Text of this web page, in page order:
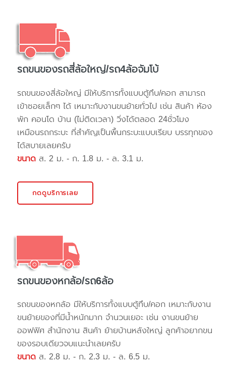
รถขนของรถสี่ล้อใหญ่/รถ4ล้อจัมโบ้
รถขนของสี่ล้อใหญ่ มีให้บริการทั้งแบบตู้ทึบ/คอก สามารถ
เข้าซอยเล็กๆ ได้ เหมาะกับงานขนย้ายทั่วไป เช่น สินค้า ห้อง
พัก คอนโด บ้าน (ไม่ติดเวลา) วิ่งได้ตลอด 24ชั่วโมง
เหมือนรถกระบะ ที่สำคัญเป็นพื้นกระบะแบบเรียบ บรรทุกของ
ได้สบายเลยครับ
ขนาด ส. 2 ม. - ก. 1.8 ม. - ล. 3.1 ม.
กดดูบริการเลย
รถขนของหกล้อ/รถ6ล้อ
รถขนของหกล้อ มีให้บริการทั้งแบบตู้ทึบ/คอก เหมาะกับงาน
ขนย้ายของที่มีน้ำหนักมาก จำนวนเยอะ เช่น งานขนย้าย
ออฟฟิศ สำนักงาน สินค้า ย้ายบ้านหลังใหญ่ ลูกค้าอยากขน
ของรอบเดียวจบแนะนำเลยครับ
ขนาด ส. 2.8 ม. - ก. 2.3 ม. - ล. 6.5 ม.